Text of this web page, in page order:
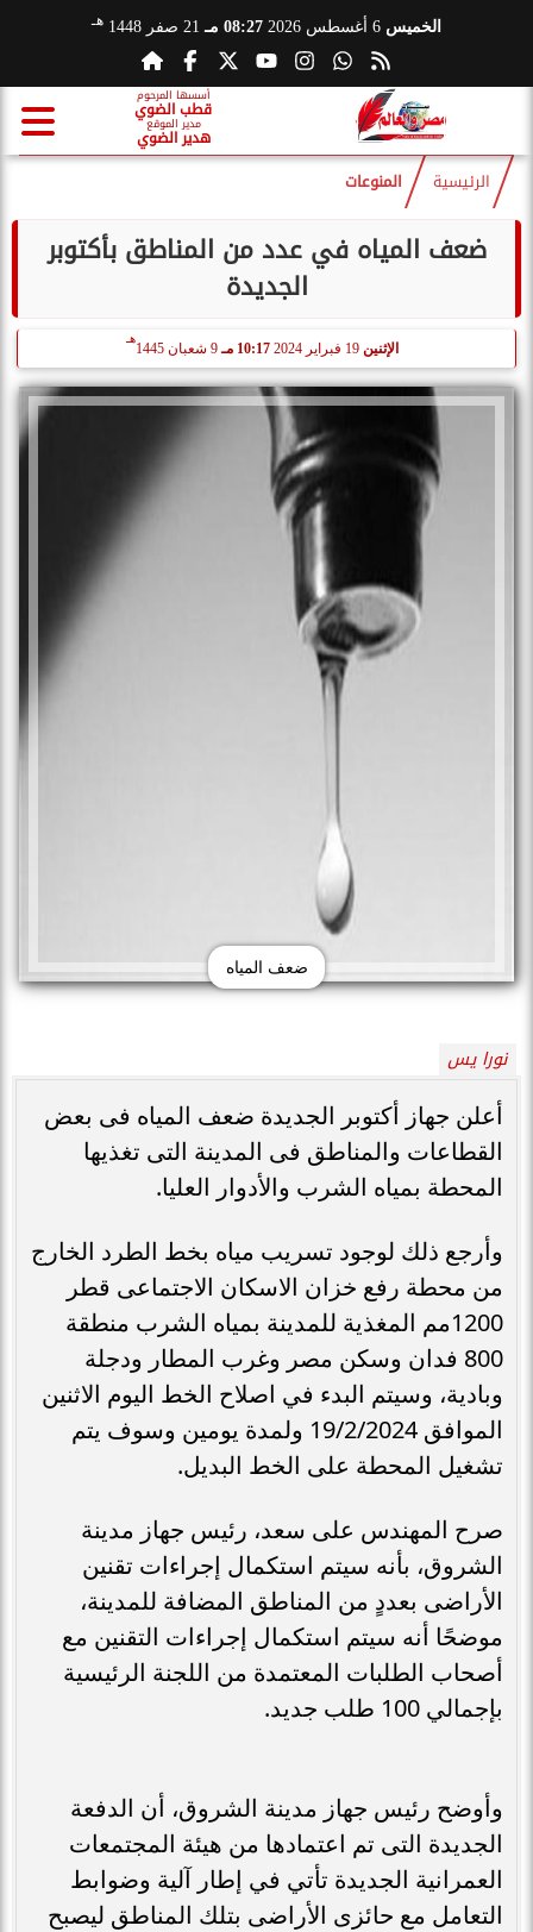
الخميس 08:27 مـ 21 صفر 1448 هـ
أسسها المرحوم
قطب الضوي
مدير الموقع
هدير الضوي
الرئيسية المنوعات
ضعف المياه في عدد من المناطق بأكتوبر
الجديدة
الإثنين 19 فبراير 2024 10:17 مـ 9 شعبان 1445
هـ
ضعف المياه
نورا يس
أعلن جهاز أكتوبر الجديدة ضعف المياه فى بعض
القطاعات والمناطق فى المدينة التى تغذيها
المحطة بمياه الشرب والأدوار العليا.
وأرجع ذلك لوجود تسريب مياه بخط الطرد الخارج
من محطة رفع خزان الاسكان الاجتماعى قطر
1200مم المغذية للمدينة بمياه الشرب منطقة
800 فدان وسكن مصر وغرب المطار ودجلة
وبادية، وسيتم البدء في اصلاح الخط اليوم الاثنين
الموافق 19/2/2024 ولمدة يومين وسوف يتم
تشغيل المحطة على الخط البديل.
صرح المهندس على سعد، رئيس جهاز مدينة
الشروق، بأنه سيتم استكمال إجراءات تقنين
الأراضى بعددٍ من المناطق المضافة للمدينة،
موضحًا أنه سيتم استكمال إجراءات التقنين مع
أصحاب الطلبات المعتمدة من اللجنة الرئيسية
بإجمالي 100 طلب جديد.
وأوضح رئيس جهاز مدينة الشروق، أن الدفعة
الجديدة التى تم اعتمادها من هيئة المجتمعات
العمرانية الجديدة تأتي في إطار آلية وضوابط
التعامل مع حائزى الأراضى بتلك المناطق ليصبح